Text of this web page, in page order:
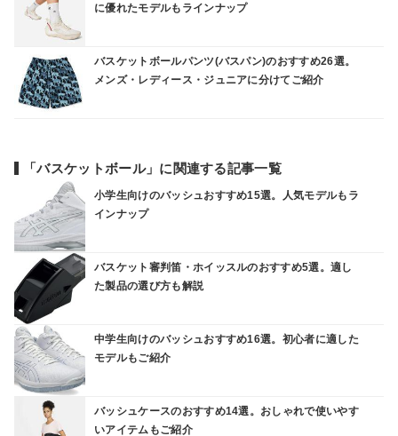
に優れたモデルもラインナップ
バスケットボールパンツ(バスパン)のおすすめ26選。
メンズ・レディース・ジュニアに分けてご紹介
「バスケットボール」に関連する記事一覧
小学生向けのバッシュおすすめ15選。人気モデルもラ
インナップ
バスケット審判笛・ホイッスルのおすすめ5選。適し
た製品の選び方も解説
中学生向けのバッシュおすすめ16選。初心者に適した
モデルもご紹介
バッシュケースのおすすめ14選。おしゃれで使いやす
いアイテムもご紹介